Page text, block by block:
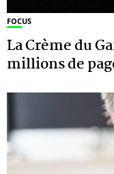
FOCUS
La Crème du
millions de